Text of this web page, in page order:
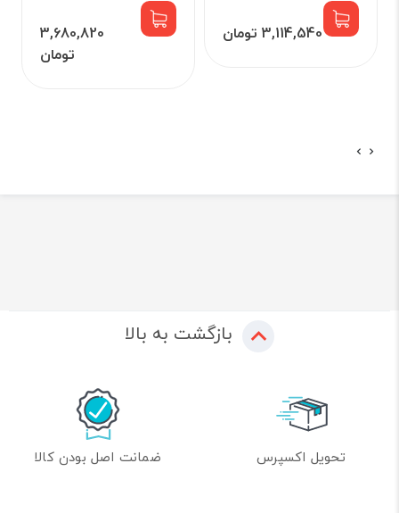
3,114,540 تومان
3,680,820
تومان
بازگشت به بالا
تحویل اکسپرس ضمانت اصل بودن کالا